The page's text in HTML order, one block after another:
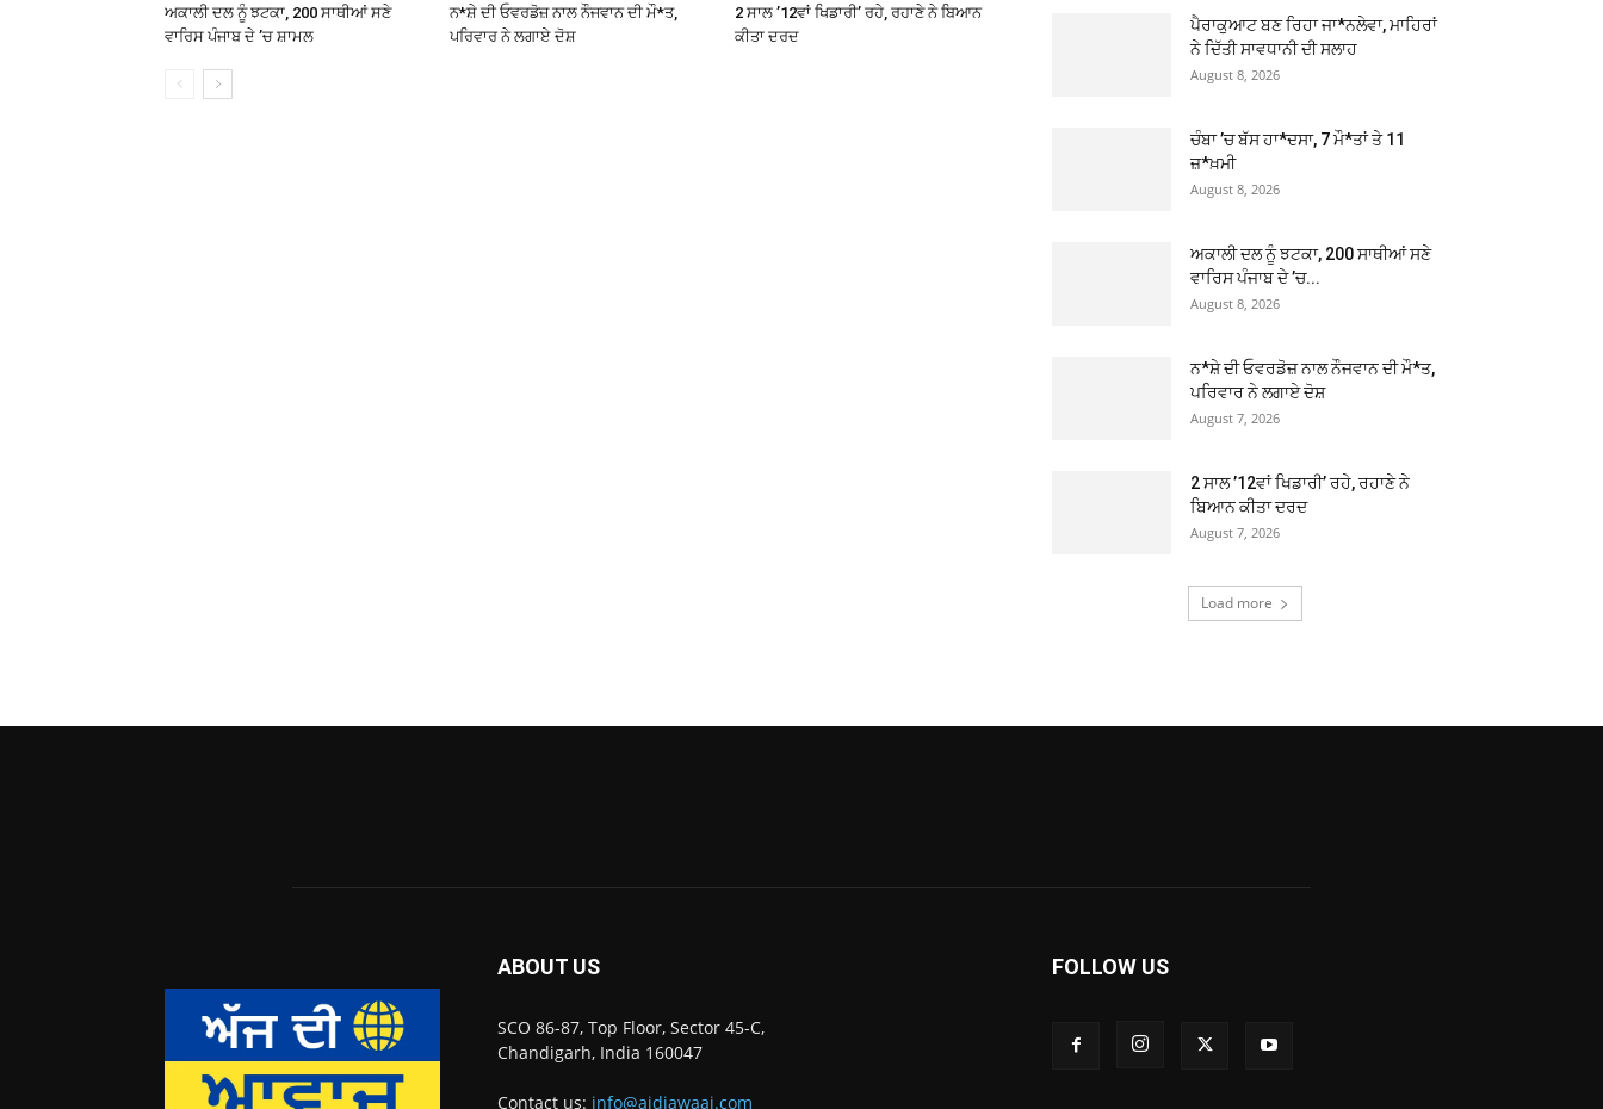
ਅਕਾਲੀ ਦਲ ਨੂੰ ਝਟਕਾ, 200 ਸਾਥੀਆਂ ਸਣੇ
ਵਾਰਿਸ ਪੰਜਾਬ ਦੇ ’ਚ ਸ਼ਾਮਲ
ਨ*ਸ਼ੇ ਦੀ ਓਵਰਡੋਜ਼ ਨਾਲ ਨੌਜਵਾਨ ਦੀ ਮੌ*ਤ,
ਪਰਿਵਾਰ ਨੇ ਲਗਾਏ ਦੋਸ਼
2 ਸਾਲ ’12ਵਾਂ ਖਿਡਾਰੀ’ ਰਹੇ, ਰਹਾਣੇ ਨੇ ਬਿਆਨ
ਕੀਤਾ ਦਰਦ
ਪੈਰਾਕੁਆਟ ਬਣ ਰਿਹਾ ਜਾ*ਨਲੇਵਾ, ਮਾਹਿਰਾਂ
ਨੇ ਦਿੱਤੀ ਸਾਵਧਾਨੀ ਦੀ ਸਲਾਹ
August 8, 2026
ਚੰਬਾ ’ਚ ਬੱਸ ਹਾ*ਦਸਾ, 7 ਮੌ*ਤਾਂ ਤੇ 11
ਜ਼*ਖ਼ਮੀ
August 8, 2026
ਅਕਾਲੀ ਦਲ ਨੂੰ ਝਟਕਾ, 200 ਸਾਥੀਆਂ ਸਣੇ
ਵਾਰਿਸ ਪੰਜਾਬ ਦੇ ’ਚ...
August 8, 2026
ਨ*ਸ਼ੇ ਦੀ ਓਵਰਡੋਜ਼ ਨਾਲ ਨੌਜਵਾਨ ਦੀ ਮੌ*ਤ,
ਪਰਿਵਾਰ ਨੇ ਲਗਾਏ ਦੋਸ਼
August 7, 2026
2 ਸਾਲ ’12ਵਾਂ ਖਿਡਾਰੀ’ ਰਹੇ, ਰਹਾਣੇ ਨੇ
ਬਿਆਨ ਕੀਤਾ ਦਰਦ
August 7, 2026
Load more
ABOUT US
SCO 86-87, Top Floor, Sector 45-C,
Chandigarh, India 160047
Contact us: info@ajdiawaaj.com
FOLLOW US